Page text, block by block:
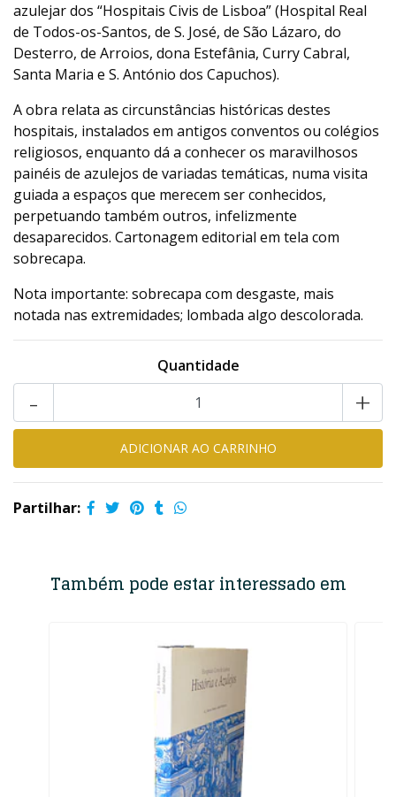
azulejar dos “Hospitais Civis de Lisboa” (Hospital Real
de Todos-os-Santos, de S. José, de São Lázaro, do
Desterro, de Arroios, dona Estefânia, Curry Cabral,
Santa Maria e S. António dos Capuchos).
A obra relata as circunstâncias históricas destes
hospitais, instalados em antigos conventos ou colégios
religiosos, enquanto dá a conhecer os maravilhosos
painéis de azulejos de variadas temáticas, numa visita
guiada a espaços que merecem ser conhecidos,
perpetuando também outros, infelizmente
desaparecidos. Cartonagem editorial em tela com
sobrecapa.
Nota importante: sobrecapa com desgaste, mais
notada nas extremidades; lombada algo descolorada.
Quantidade
+
-
Partilhar:
Também pode estar interessado em